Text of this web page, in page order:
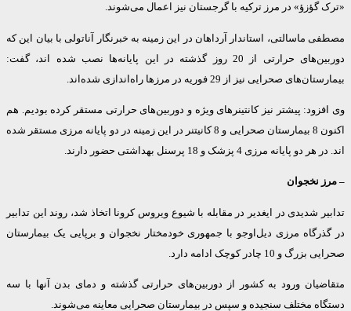
گؤزؤ» در مرز ترکیه با گرجستان نیز اعمال می‌شوند.
ماسالتی، استاندار آرداهان در این زمینه به خبرنگار آناتولی با بیان این که
دوربین‌های حرارتی از 20 روز گذشته در این پایانه‌ها نصب شده اند، گفت:
صحرایی نیز از 29 فوریه در مرزها راه‌اندازی شده‌اند.
پیشتر نیز کانتینرهای ویژه و دوربین‌های حرارتی مستقر کرده بودیم. هم
اکنون 8 بیمارستان صحرایی و 8 کانیتنر در این زمینه در دو پایانه مرزی مستقر شده
مرزی 4 پزشک و 18 پرسنل بهداشتی حضور دارند.
نخجوان
شدیدی در ایغدیر در مقابله با شیوع ویروس کرونا اتخاذ شد، روند این تدابیر
مرزی دیل‌اوجو با جمهوری خودمختار نخجوان و برپایی یک بیمارستان
و 10 چادر کوچک ادامه دارد.
ورود به کشور از دوربین‌های حرارتی گذشته و دمای بدن آنها با سه
مختلف سنجیده و سپس در بیمارستان صحرایی معاینه می‌شوند.